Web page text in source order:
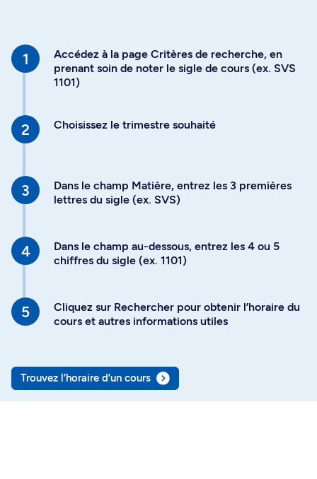
Accédez à la page Critères de recherche, en
prenant soin de noter le sigle de cours (ex. SVS
1101)
Choisissez le trimestre souhaité
Dans le champ Matière, entrez les 3 premières
lettres du sigle (ex. SVS)
Dans le champ au-dessous, entrez les 4 ou 5
chiffres du sigle (ex. 1101)
Cliquez sur Rechercher pour obtenir l’horaire du
cours et autres informations utiles
Trouvez l’horaire d’un cours